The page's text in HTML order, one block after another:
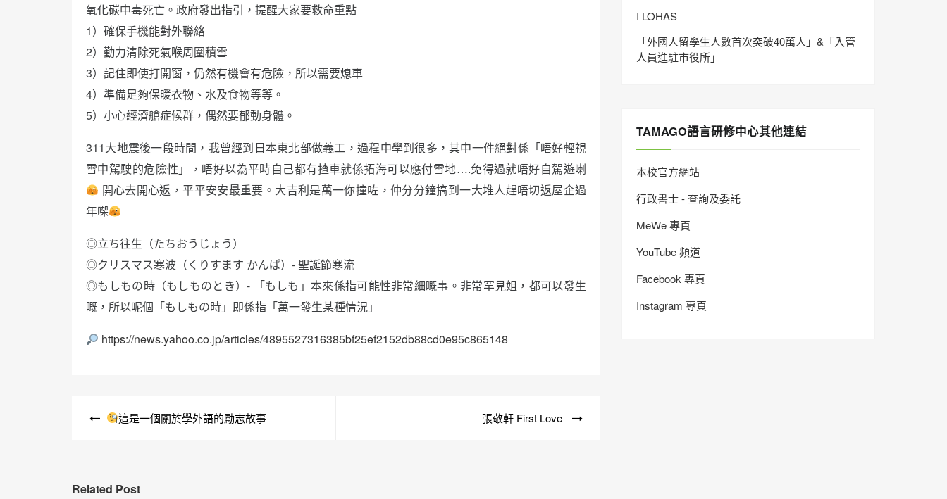
氧化碳中毒死亡。政府發出指引，提醒大家要救命重點
1）確保手機能對外聯絡
2）勤力清除死氣喉周圍積雪
3）記住即使打開窗，仍然有機會有危險，所以需要熄車
4）準備足夠保暖衣物、水及食物等等。
5）小心經濟艙症候群，偶然要郁動身體。
311大地震後一段時間，我曾經到日本東北部做義工，過程中學到很多，其中一件絕對係「唔好輕視
雪中駕駛的危險性」，唔好以為平時自己都有揸車就係拓海可以應付雪地….免得過就唔好自駕遊喇
開心去開心返，平平安安最重要。大吉利是萬一你撞咗，仲分分鐘搞到一大堆人趕唔切返屋企過
年㗎
◎立ち往生（たちおうじょう）
◎クリスマス寒波（くりすます かんぱ）- 聖誕節寒流
◎もしもの時（もしものとき）- 「もしも」本來係指可能性非常細嘅事。非常罕見姐，都可以發生
嘅，所以呢個「もしもの時」即係指「萬一發生某種情況」
https://news.yahoo.co.jp/articles/4895527316385bf25ef2152db88cd0e95c865148
這是一個關於學外語的勵志故事 張敬軒 First Love
Related Post
I LOHAS
「外國人留學生人數首次突破40萬人」&「入管
人員進駐市役所」
TAMAGO語言研修中心其他連結
本校官方網站
行政書士 - 查詢及委託
MeWe 專頁
YouTube 頻道
Facebook 專頁
Instagram 專頁